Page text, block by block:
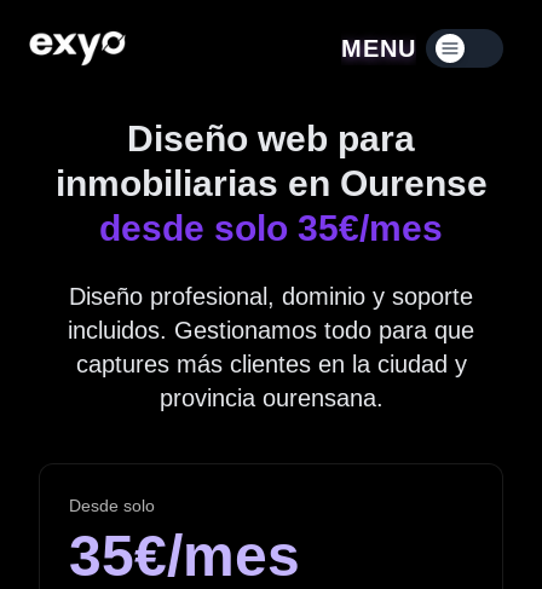
MENU
Menú contraído
Diseño web para
inmobiliarias en Ourense
desde solo 35€/mes
Diseño profesional, dominio y soporte
incluidos. Gestionamos todo para que
captures más clientes en la ciudad y
provincia ourensana.
Desde solo
35€/mes